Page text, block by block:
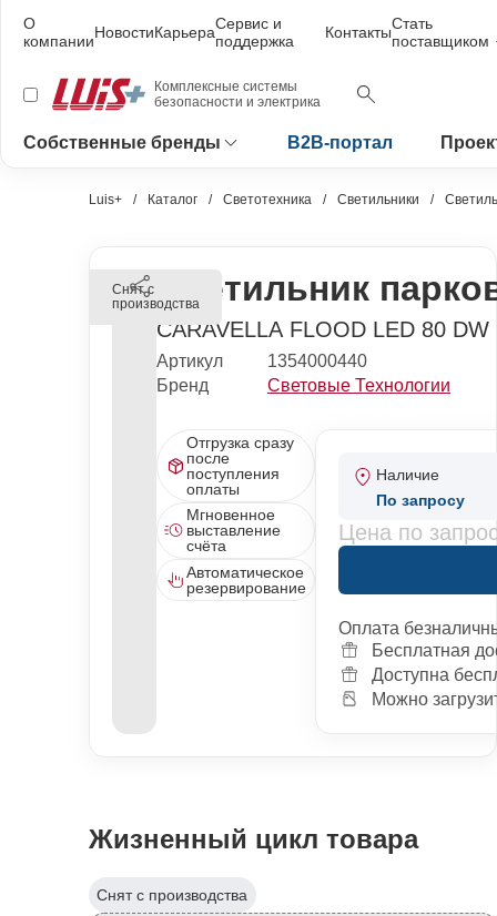
О
компанииНовостиКарьераСервис и
поддержка
КонтактыСтать
поставщиком
Комплексные системы
безопасности и электрика
Собственные бренды B2B-портал
Luis+ Каталог Светотехника Светильники
Снят с
производстваСветильник
CARAVELLA FLOOD LED 80 DW
Артикул
1354000440
Бренд
Световые Технологии
Отгрузка сразу
после
поступления
оплаты
Мгновенное
выставление
счёта
Автоматическое
резервирование
Наличие
По запросу
Цена по
Оплата
Бесплатная
Доступна
Можно
Жизненный цикл товара
Снят с производства